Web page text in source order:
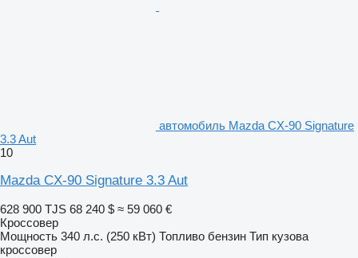
автомобиль Mazda CX-90 Signature
3.3 Aut
10
Mazda CX-90 Signature 3.3 Aut
628 900 TJS 68 240 $ ≈ 59 060 €
Кроссовер
Мощность 340 л.с. (250 кВт) Топливо бензин Тип кузова
кроссовер